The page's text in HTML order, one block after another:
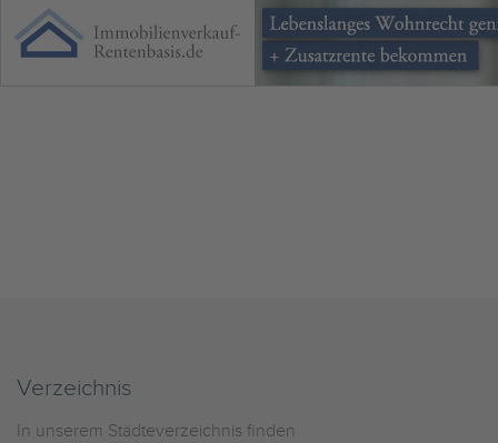
Verzeichnis
In unserem Städteverzeichnis finden